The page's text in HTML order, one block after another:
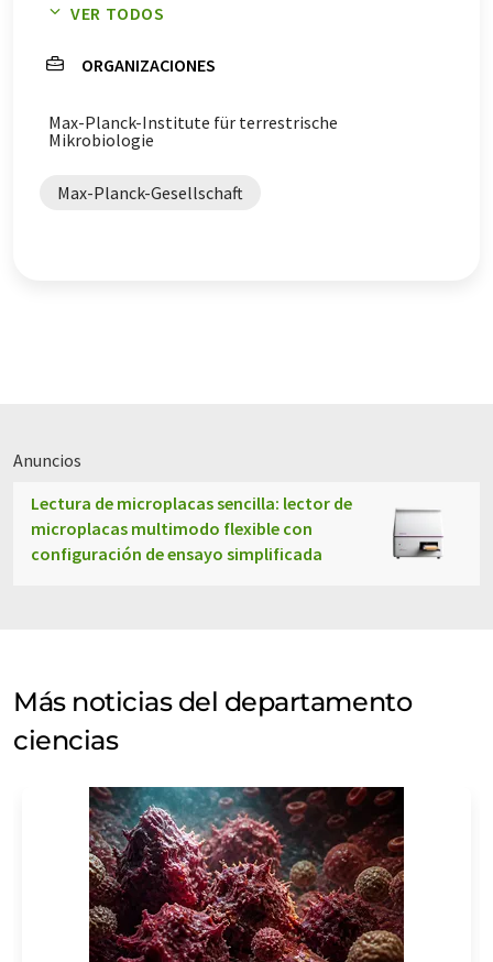
Rhodobacter capsulatus
clarificación de estructuras
análisis estructurales
VER TODOS
ORGANIZACIONES
Max-Planck-Institute für terrestrische
Mikrobiologie
Max-Planck-Gesellschaft
Anuncios
Lectura de microplacas sencilla: lector de
microplacas multimodo flexible con
configuración de ensayo simplificada
Más noticias del departamento
ciencias